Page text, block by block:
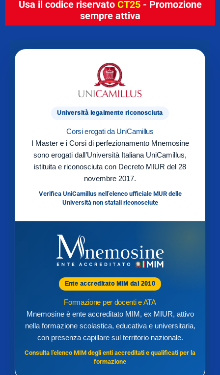
Usa il codice riservato CT25- Promozione
sempre attiva
Università legalmente riconosciuta
Corsi erogati da UniCamillus
I Master e i Corsi di perfezionamento Mnemosine
sono erogati dall’Università Italiana UniCamillus,
istituita e riconosciuta con Decreto MIUR del 28
novembre 2017.
Verifica UniCamillus nell’elenco ufficiale MUR delle
Università non statali riconosciute
Ente accreditato MIM dal 2010
Formazione per docenti e ATA
Mnemosine è ente accreditato MIM, ex MIUR, attivo
nella formazione scolastica, educativa e universitaria,
con presenza capillare sul territorio nazionale.
Consulta l’elenco MIM degli enti accreditati e qualificati per la
formazione